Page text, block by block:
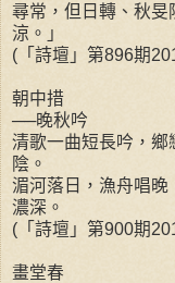
尋常，但日轉、秋旻
涼。」
(「詩壇」第896期
朝中措
──晚秋吟
清歌一曲短長吟，鄉
陰。
湄河落日，漁舟唱晚
濃深。
(「詩壇」第900期
畫堂春